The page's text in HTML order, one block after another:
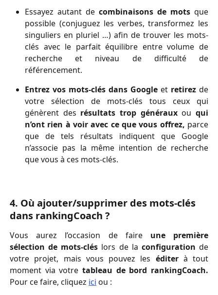
Essayez autant de combinaisons de mots que
possible (conjuguez les verbes, transformez les
singuliers en pluriel …) afin de trouver les mots-
clés avec le parfait équilibre entre volume de
recherche et niveau de difficulté de
référencement.
Entrez vos mots-clés dans Google et retirez de
votre sélection de mots-clés tous ceux qui
génèrent des résultats trop générauxou qui
n’ont rien à voir avec ce que vous offrez, parce
que de tels résultats indiquent que Google
n’associe pas la même intention de recherche
que vous à ces mots-clés.
4. Où ajouter/supprimer des mots-clés
dans rankingCoach ?
Vous aurez l’occasion de faire une première
sélection de mots-clés lors de la configurationde
votre projet, mais vous pouvez les éditer à tout
moment via votre tableau de bord rankingCoach.
Pour ce faire, cliquez ici ou :